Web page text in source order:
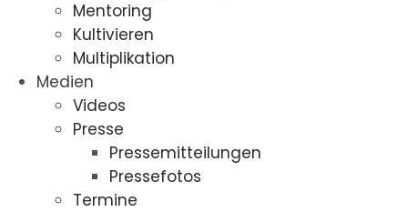
Mentoring
Kultivieren
Multiplikation
Medien
Videos
Presse
Pressemitteilungen
Pressefotos
Termine